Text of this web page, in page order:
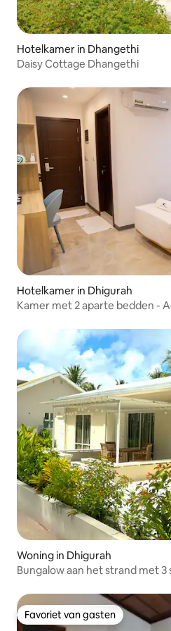
Hotelkamer in Dhangethi
Daisy Cottage Dhangethi
Hotelkamer in Dhigurah
Kamer met 2 aparte bedden -
Woning in Dhigurah
Bungalow aan het strand met 3
Favoriet van gasten
Favoriet van gasten